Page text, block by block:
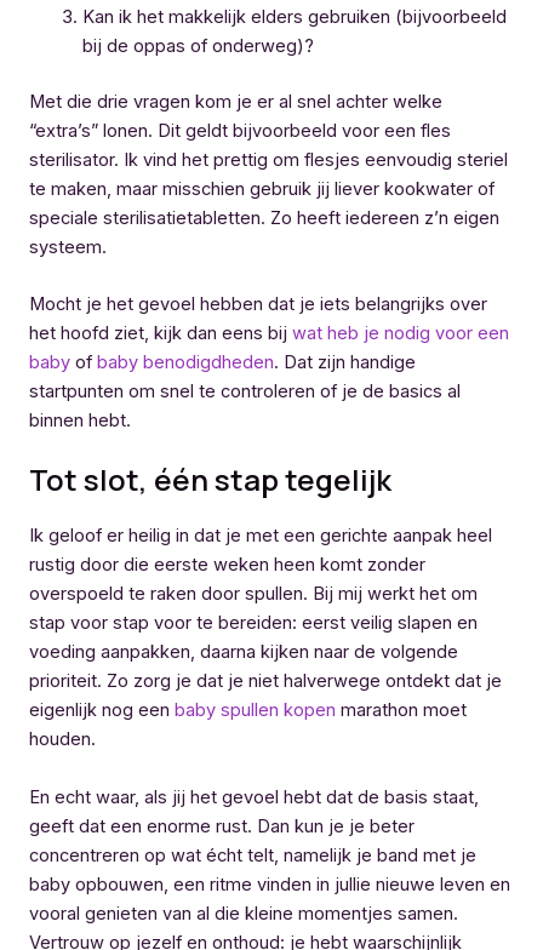
Kan ik het makkelijk elders gebruiken (bijvoorbeeld
bij de oppas of onderweg)?
Met die drie vragen kom je er al snel achter welke
“extra’s” lonen. Dit geldt bijvoorbeeld voor een fles
sterilisator. Ik vind het prettig om flesjes eenvoudig steriel
te maken, maar misschien gebruik jij liever kookwater of
speciale sterilisatietabletten. Zo heeft iedereen z’n eigen
systeem.
Mocht je het gevoel hebben dat je iets belangrijks over
het hoofd ziet, kijk dan eens bij wat heb je nodig voor een
baby of baby benodigdheden. Dat zijn handige
startpunten om snel te controleren of je de basics al
binnen hebt.
Tot slot, één stap tegelijk
Ik geloof er heilig in dat je met een gerichte aanpak heel
rustig door die eerste weken heen komt zonder
overspoeld te raken door spullen. Bij mij werkt het om
stap voor stap voor te bereiden: eerst veilig slapen en
voeding aanpakken, daarna kijken naar de volgende
prioriteit. Zo zorg je dat je niet halverwege ontdekt dat je
eigenlijk nog een baby spullen kopen marathon moet
houden.
En echt waar, als jij het gevoel hebt dat de basis staat,
geeft dat een enorme rust. Dan kun je je beter
concentreren op wat écht telt, namelijk je band met je
baby opbouwen, een ritme vinden in jullie nieuwe leven en
vooral genieten van al die kleine momentjes samen.
Vertrouw op jezelf en onthoud: je hebt waarschijnlijk